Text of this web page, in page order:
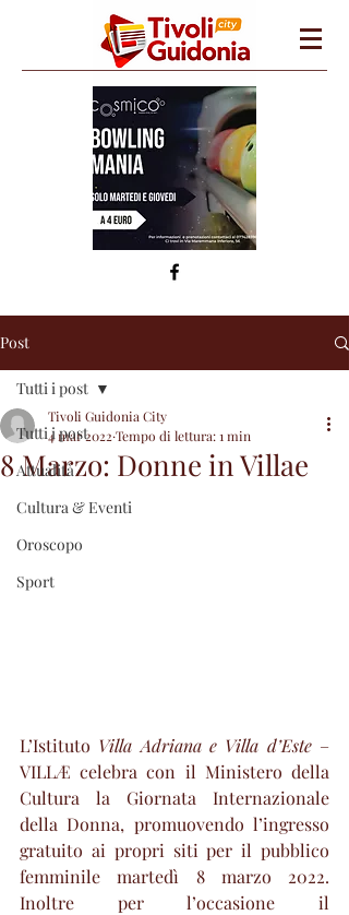
Post
Tutti i post
Attualità
Cultura & Eventi
Oroscopo
Sport
Tutti i post
8 Marzo: Donne in Villae
Tivoli Guidonia City
4 mar 2022 Tempo di lettura: 1 min
L’Istituto Villa Adriana e Villa d’Este –
VILLÆ celebra con il Ministero della
Cultura la Giornata Internazionale
della Donna, promuovendo l’ingresso
gratuito ai propri siti per il pubblico
femminile martedì 8 marzo 2022.
Inoltre per l’occasione il